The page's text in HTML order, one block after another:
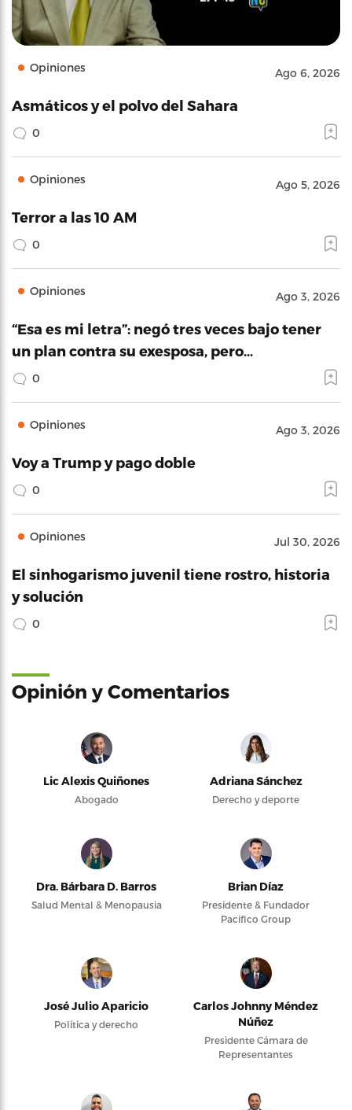
Opiniones Ago 6, 2026
Asmáticos y el polvo del Sahara
0
Opiniones Ago 5, 2026
Terror a las 10 AM
0
Opiniones Ago 3, 2026
“Esa es mi letra”: negó tres veces bajo tener
un plan contra su exesposa, pero…
0
Opiniones Ago 3, 2026
Voy a Trump y pago doble
0
Opiniones Jul 30, 2026
El sinhogarismo juvenil tiene rostro, historia
y solución
0
Opinión y Comentarios
Lic Alexis Quiñones
Abogado
Adriana Sánchez
Derecho y deporte
Dra. Bárbara D. Barros
Salud Mental & Menopausia
Brian Díaz
Presidente & Fundador
Pacifico Group
José Julio Aparicio
Política y derecho
Carlos Johnny Méndez
Núñez
Presidente Cámara de
Representantes